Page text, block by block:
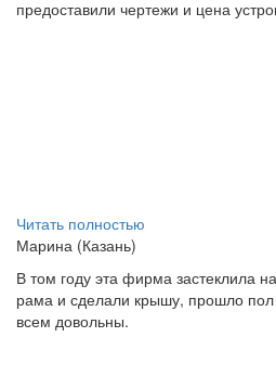
предоставили чертежи и цена
Читать полностью
Марина (Казань)
В том году эта фирма застеклила
рама и сделали крышу, прошло пол
всем довольны.